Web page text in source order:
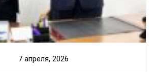
7 апреля, 2026